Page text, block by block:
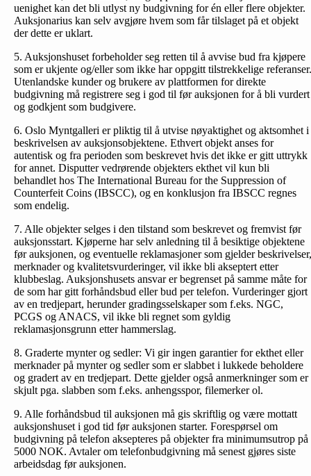
uenighet kan det bli utlyst ny budgivning for én eller flere objekter.
Auksjonarius kan selv avgjøre hvem som får tilslaget på et objekt
der dette er uklart.
5. Auksjonshuset forbeholder seg retten til å avvise bud fra kjøpere
som er ukjente og/eller som ikke har oppgitt tilstrekkelige referanser.
Utenlandske kunder og brukere av plattformen for direkte
budgivning må registrere seg i god til før auksjonen for å bli vurdert
og godkjent som budgivere.
6. Oslo Myntgalleri er pliktig til å utvise nøyaktighet og aktsomhet i
beskrivelsen av auksjonsobjektene. Ethvert objekt anses for
autentisk og fra perioden som beskrevet hvis det ikke er gitt uttrykk
for annet. Disputter vedrørende objekters ekthet vil kun bli
behandlet hos The International Bureau for the Suppression of
Counterfeit Coins (IBSCC), og en konklusjon fra IBSCC regnes
som endelig.
7. Alle objekter selges i den tilstand som beskrevet og fremvist før
auksjonsstart. Kjøperne har selv anledning til å besiktige objektene
før auksjonen, og eventuelle reklamasjoner som gjelder beskrivelser,
merknader og kvalitetsvurderinger, vil ikke bli akseptert etter
klubbeslag. Auksjonshusets ansvar er begrenset på samme måte for
de som har gitt forhåndsbud eller bud per telefon. Vurderinger gjort
av en tredjepart, herunder gradingsselskaper som f.eks. NGC,
PCGS og ANACS, vil ikke bli regnet som gyldig
reklamasjonsgrunn etter hammerslag.
8. Graderte mynter og sedler: Vi gir ingen garantier for ekthet eller
merknader på mynter og sedler som er slabbet i lukkede beholdere
og gradert av en tredjepart. Dette gjelder også anmerkninger som er
skjult pga. slabben som f.eks. anhengsspor, filemerker ol.
9. Alle forhåndsbud til auksjonen må gis skriftlig og være mottatt
auksjonshuset i god tid før auksjonen starter. Forespørsel om
budgivning på telefon aksepteres på objekter fra minimumsutrop på
5000 NOK. Avtaler om telefonbud­givning må senest gjøres siste
arbeidsdag før auksjonen.